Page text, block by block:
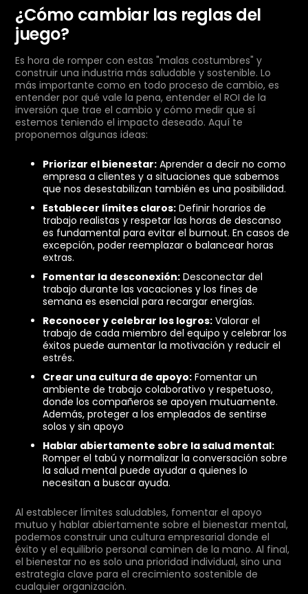
¿Cómo cambiar las reglas del
juego?
Es hora de romper con estas "malas costumbres" y
construir una industria más saludable y sostenible. Lo
más importante como en todo proceso de cambio, es
entender por qué vale la pena, entender el ROI de la
inversión que trae el cambio y cómo medir que sí
estemos teniendo el impacto deseado. Aquí te
proponemos algunas ideas:
Priorizar el bienestar: Aprender a decir no como
empresa a clientes y a situaciones que sabemos
que nos desestabilizan también es una posibilidad.
Establecer límites claros: Definir horarios de
trabajo realistas y respetar las horas de descanso
es fundamental para evitar el burnout. En casos de
excepción, poder reemplazar o balancear horas
extras.
Fomentar la desconexión: Desconectar del
trabajo durante las vacaciones y los fines de
semana es esencial para recargar energías.
Reconocer y celebrar los logros: Valorar el
trabajo de cada miembro del equipo y celebrar los
éxitos puede aumentar la motivación y reducir el
estrés.
Crear una cultura de apoyo: Fomentar un
ambiente de trabajo colaborativo y respetuoso,
donde los compañeros se apoyen mutuamente.
Además, proteger a los empleados de sentirse
solos y sin apoyo
Hablar abiertamente sobre la salud mental:
Romper el tabú y normalizar la conversación sobre
la salud mental puede ayudar a quienes lo
necesitan a buscar ayuda.
Al establecer límites saludables, fomentar el apoyo
mutuo y hablar abiertamente sobre el bienestar mental,
podemos construir una cultura empresarial donde el
éxito y el equilibrio personal caminen de la mano. Al final,
el bienestar no es solo una prioridad individual, sino una
estrategia clave para el crecimiento sostenible de
cualquier organización.